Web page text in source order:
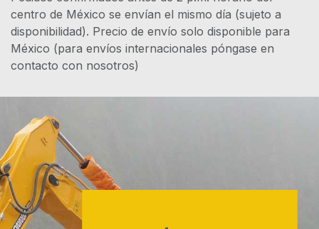
centro de México se envían el mismo día (sujeto a
disponibilidad). Precio de envío solo disponible para
México (para envíos internacionales póngase en
contacto con nosotros)